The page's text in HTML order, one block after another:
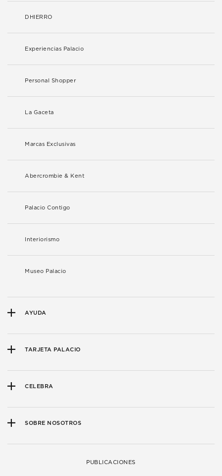
DHIERRO
Experiencias Palacio
Personal Shopper
La Gaceta
Marcas Exclusivas
Abercrombie & Kent
Palacio Contigo
Interiorismo
Museo Palacio
AYUDA
TARJETA PALACIO
CELEBRA
SOBRE NOSOTROS
PUBLICACIONES